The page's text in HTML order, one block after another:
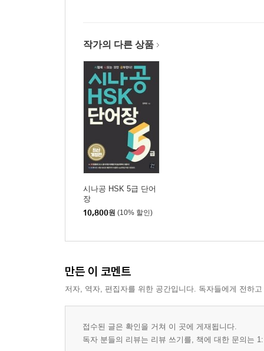
작가의 다른 상품
시나공 HSK 5급 단어
장
10,800원 (10% 할인)
만든 이 코멘트
저자, 역자, 편집자를 위한 공간입니다. 독자들에게 전하
접수된 글은 확인을 거쳐 이 곳에 게재됩니다.
독자 분들의 리뷰는 리뷰 쓰기를, 책에 대한 문의는